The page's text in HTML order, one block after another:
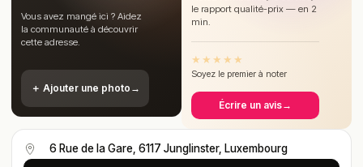
Vous avez mangé ici ? Aidez
la communauté à découvrir
cette adresse.
＋ Ajouter une photo →
le rapport qualité-prix — en 2
min.
★ ★ ★ ★ ★
Soyez le premier à noter
Écrire un avis→
6 Rue de la Gare, 6117 Junglinster, Luxembourg